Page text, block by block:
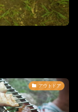
アウトドア